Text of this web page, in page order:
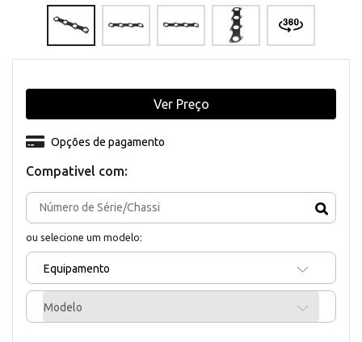
Compativel com:
ou selecione um modelo:
Equipamento
Modelo
Opções de pagamento
Ver Preço